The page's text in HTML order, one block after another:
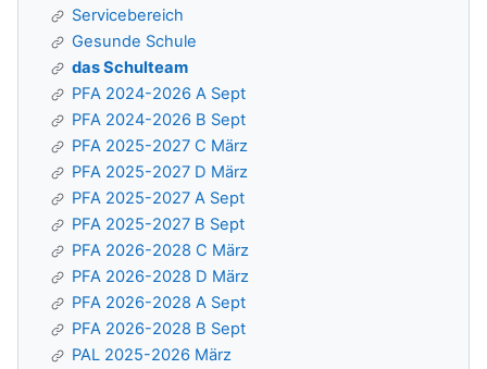
Servicebereich
Gesunde Schule
das Schulteam
PFA 2024-2026 A Sept
PFA 2024-2026 B Sept
PFA 2025-2027 C März
PFA 2025-2027 D März
PFA 2025-2027 A Sept
PFA 2025-2027 B Sept
PFA 2026-2028 C März
PFA 2026-2028 D März
PFA 2026-2028 A Sept
PFA 2026-2028 B Sept
PAL 2025-2026 März